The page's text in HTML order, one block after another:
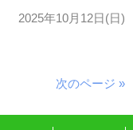
2025年10月12日(日)
次のページ »